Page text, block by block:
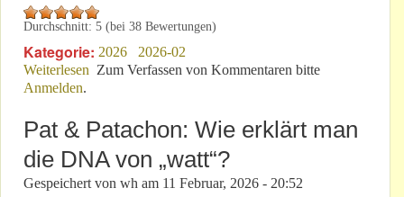
Durchschnitt: 5 (bei 38 Bewertungen)
Kategorie: 2026
2026-02
Weiterlesen über Herbert Oberhaus: „Diplomat“-Fahrwerk als
Zum Verfassen von Kommentaren bitte
Anmelden.
Pat & Patachon: Wie erklärt man
die DNA von „watt“?
Gespeichert von wh am 11 Februar, 2026 - 20:52